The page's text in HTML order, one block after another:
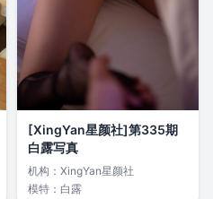
[XingYan星颜社]第335期
白露写真
机构： XingYan星颜社
模特： 白露